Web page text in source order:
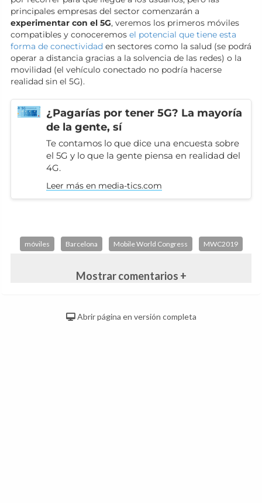
principales empresas del sector comenzarán a
experimentar con el 5G, veremos los primeros móviles
compatibles y conoceremos el potencial que tiene esta
forma de conectividad en sectores como la salud (se podrá
operar a distancia gracias a la solvencia de las redes) o la
movilidad (el vehículo conectado no podría hacerse
realidad sin el 5G).
¿Pagarías por tener 5G? La mayoría
de la gente, sí
Te contamos lo que dice una encuesta sobre
el 5G y lo que la gente piensa en realidad del
4G.
Leer más en media-tics.com
móviles Barcelona Mobile World Congress MWC2019
Mostrar comentarios +
Abrir página en versión completa